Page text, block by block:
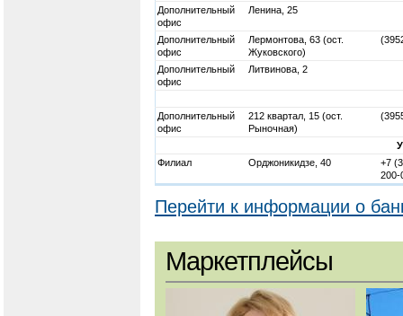
Дополнительный
офис
Ленина, 25
Дополнительный
офис
Лермонтова, 63 (ост.
Жуковского)
Дополнительный
офис
Литвинова, 2
Дополнительный
офис
212 квартал, 15 (ост.
Рыночная)
Филиал
Орджоникидзе, 40
+7
200-
Перейти к информации о
Маркетплейсы